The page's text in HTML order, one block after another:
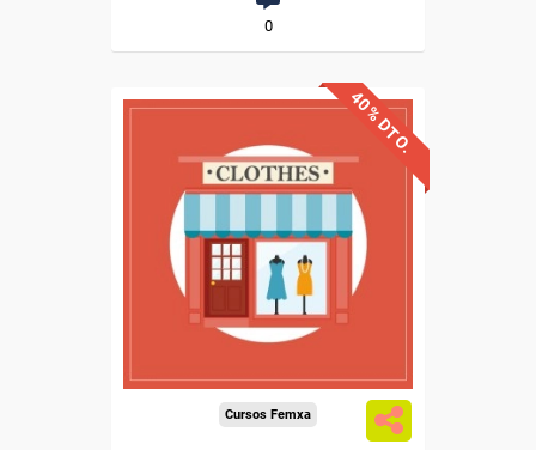
0
40% DTO.
Descuentos especiales
Sin requisitos de acceso
Diploma
Cursos Femxa